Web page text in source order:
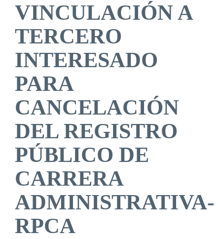
VINCULACIÓN A
TERCERO
INTERESADO
PARA
CANCELACIÓN
DEL REGISTRO
PÚBLICO DE
CARRERA
ADMINISTRATIVA-
RPCA